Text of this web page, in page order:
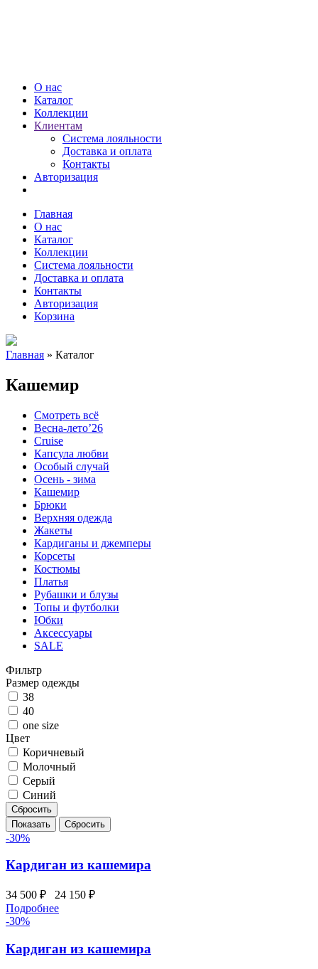
О нас
Каталог
Коллекции
Клиентам
Система лояльности
Доставка и оплата
Контакты
Авторизация
Главная
О нас
Каталог
Коллекции
Система лояльности
Доставка и оплата
Контакты
Авторизация
Корзина
Главная » Каталог
Кашемир
Смотреть всё
Весна-лето’26
Cruise
Капсула любви
Особый случай
Осень - зима
Кашемир
Брюки
Верхняя одежда
Жакеты
Кардиганы и джемперы
Корсеты
Костюмы
Платья
Рубашки и блузы
Топы и футболки
Юбки
Аксессуары
SALE
Фильтр
Размер одежды
38
40
one size
Цвет
Коричневый
Молочный
Серый
Синий
-30%
Кардиган из кашемира
34 500 ₽
24 150 ₽
Подробнее
-30%
Кардиган из кашемира